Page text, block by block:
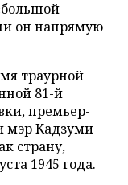
он напрямую
траурной
81-й
премьер-
мэр Кадзуми
страну,
1945 года.